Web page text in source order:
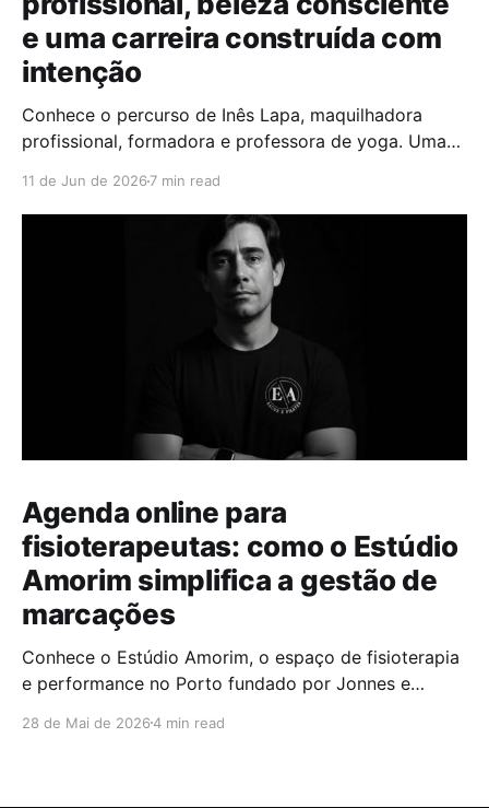
e uma carreira construída com
intenção
Conhece o percurso de Inês Lapa, maquilhadora
profissional, formadora e professora de yoga. Uma
11 de Jun de 2026 7 min read
Agenda online para
fisioterapeutas: como o Estúdio
Amorim simplifica a gestão de
marcações
Conhece o Estúdio Amorim, o espaço de fisioterapia
e performance no Porto fundado por Jonnes e
saúde e hábitos que transformam.
28 de Mai de 20264 min read